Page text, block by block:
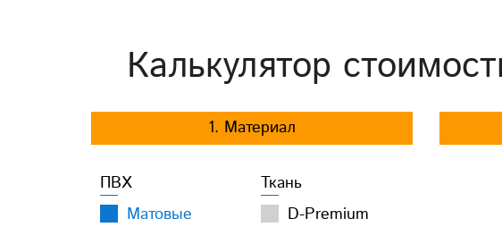
Калькулятор
1. Материал
ПВХ
Матовые
Ткань
D-Premium